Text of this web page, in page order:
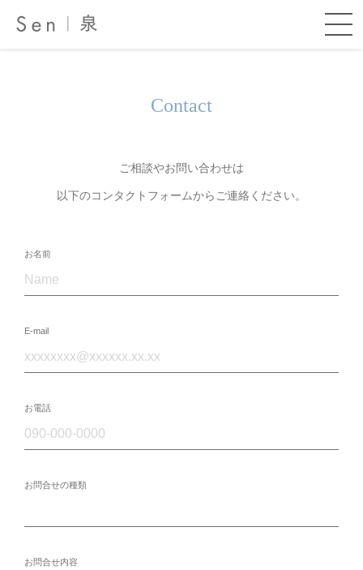
Contact
ご相談やお問い合わせは
以下のコンタクトフォームからご連絡ください。
お名前
E-mail
お電話
お問合せの種類
お問合せ内容